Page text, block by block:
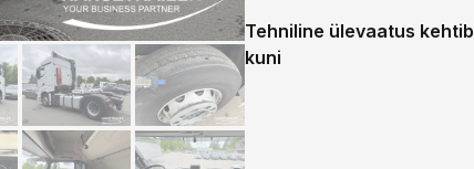
Tehniline ülevaatus kehtib
kuni